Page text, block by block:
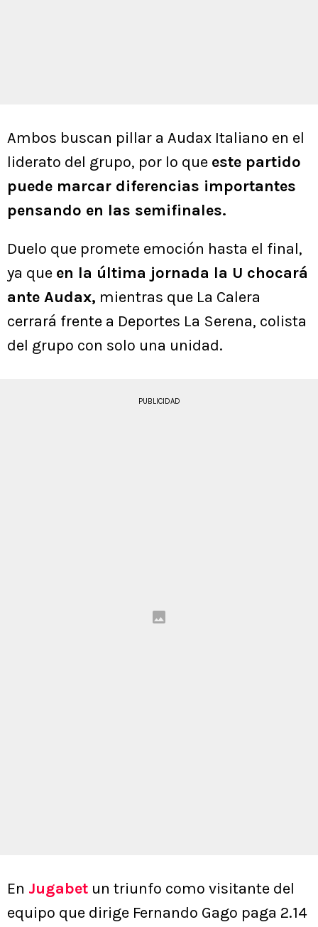
Ambos buscan pillar a Audax Italiano en el
liderato del grupo, por lo que este partido
puede marcar diferencias importantes
pensando en las semifinales.
Duelo que promete emoción hasta el final,
ya que en la última jornada la U chocará
ante Audax, mientras que La Calera
cerrará frente a Deportes La Serena, colista
del grupo con solo una unidad.
PUBLICIDAD
En Jugabet un triunfo como visitante del
equipo que dirige Fernando Gago paga 2.14